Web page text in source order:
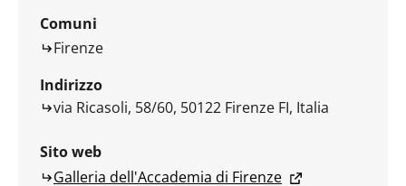
Comuni
Firenze
Indirizzo
via Ricasoli, 58/60, 50122 Firenze FI, Italia
Sito web
Galleria dell'Accademia di Firenze